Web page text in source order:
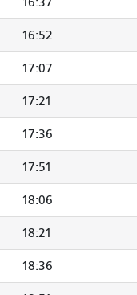
16:52
17:07
17:21
17:36
17:51
18:06
18:21
18:36